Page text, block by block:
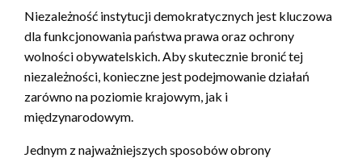
Niezależność instytucji demokratycznych jest kluczowa
dla funkcjonowania państwa prawa oraz ochrony
wolności obywatelskich. Aby skutecznie bronić tej
niezależności, konieczne jest podejmowanie działań
zarówno na poziomie krajowym, jak i
międzynarodowym.
Jednym z najważniejszych sposobów obrony